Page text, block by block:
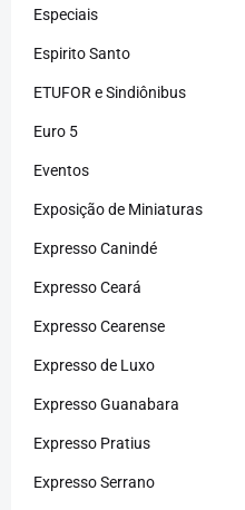
Especiais
Espirito Santo
ETUFOR e Sindiônibus
Euro 5
Eventos
Exposição de Miniaturas
Expresso Canindé
Expresso Ceará
Expresso Cearense
Expresso de Luxo
Expresso Guanabara
Expresso Pratius
Expresso Serrano